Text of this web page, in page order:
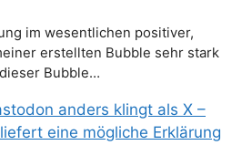
im wesentlichen positiver,
erstellten Bubble sehr stark
Bubble…
anders klingt als X –
eine mögliche Erklärung